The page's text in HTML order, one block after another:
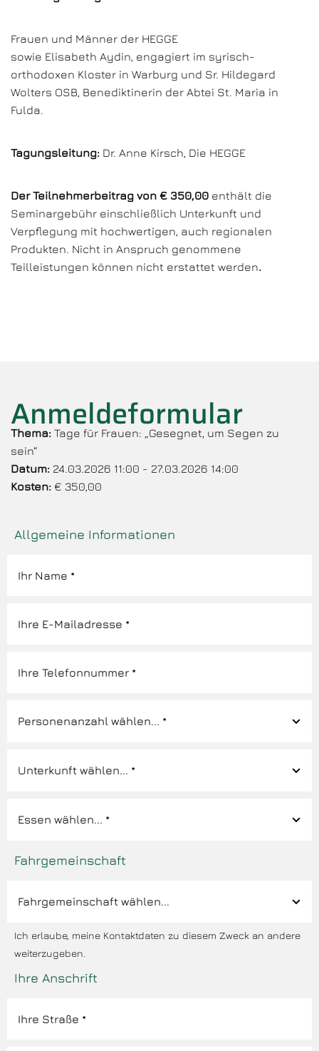
Frauen und Männer der HEGGE
sowie Elisabeth Aydin, engagiert im syrisch-
orthodoxen Kloster in Warburg und Sr. Hildegard
Wolters OSB, Benediktinerin der Abtei St. Maria in
Fulda.
Tagungsleitung: Dr. Anne Kirsch, Die HEGGE
Der Teilnehmerbeitrag von € 350,00 enthält die
Seminargebühr einschließlich Unterkunft und
Verpflegung mit hochwertigen, auch regionalen
Produkten. Nicht in Anspruch genommene
Teilleistungen können nicht erstattet werden.
Anmeldeformular
Thema: Tage für Frauen: „Gesegnet, um Segen zu
sein“
Datum: 24.03.2026 11:00 - 27.03.2026 14:00
Kosten: € 350,00
Allgemeine Informationen
Fahrgemeinschaft
Ich erlaube, meine Kontaktdaten zu diesem Zweck an andere
weiterzugeben.
Ihre Anschrift